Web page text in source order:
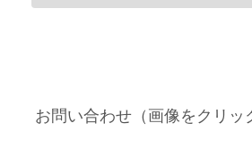
お問い合わせ（画像をクリッ